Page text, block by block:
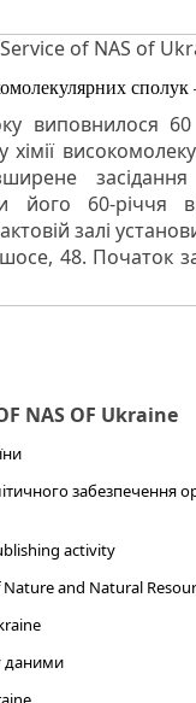
of NAS of
сполук
виповнилося 60
хімії
його 60-річчя
залі
48. Початок
NAS OF Ukraine
забезпечення
activity
and Natural
даними